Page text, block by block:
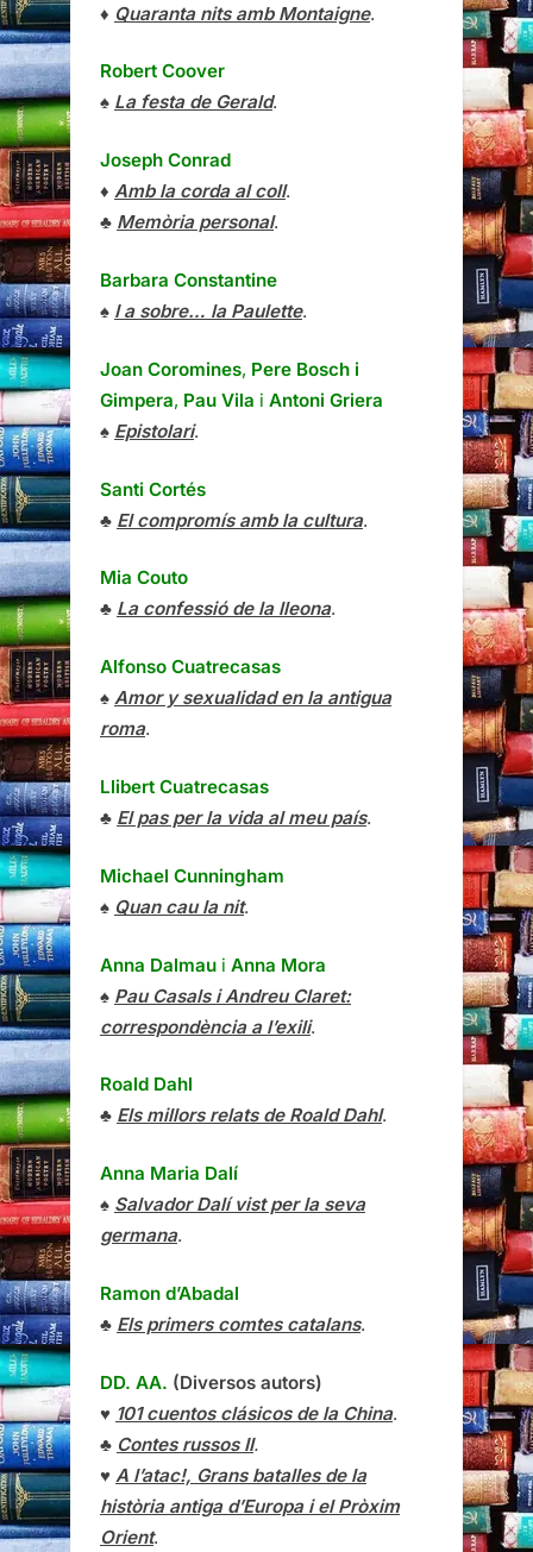
♦ Quaranta nits amb Montaigne.
Robert Coover
♠ La festa de Gerald.
Joseph Conrad
♦ Amb la corda al coll.
♣ Memòria personal.
Barbara Constantine
♠ I a sobre… la Paulette.
Joan Coromines, Pere Bosch i
Gimpera, Pau Vila i Antoni Griera
♠ Epistolari.
Santi Cortés
♣ El compromís amb la cultura.
Mia Couto
♣ La confessió de la lleona.
Alfonso Cuatrecasas
♠ Amor y sexualidad en la antigua
roma.
Llibert Cuatrecasas
♣ El pas per la vida al meu país.
Michael Cunningham
♠ Quan cau la nit.
Anna Dalmau i Anna Mora
♠ Pau Casals i Andreu Claret:
correspondència a l’exili.
Roald Dahl
♣ Els millors relats de Roald Dahl.
Anna Maria Dalí
♠ Salvador Dalí vist per la seva
germana.
Ramon d’Abadal
♣ Els primers comtes catalans.
DD. AA. (Diversos autors)
♥ 101 cuentos clásicos de la China.
♣ Contes russos II.
♥ A l’atac!, Grans batalles de la
història antiga d’Europa i el Pròxim
Orient.